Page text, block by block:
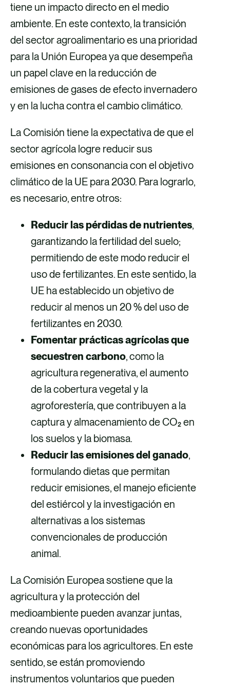
tiene un impacto directo en el medio
ambiente. En este contexto, la transición
del sector agroalimentario es una prioridad
para la Unión Europea ya que desempeña
un papel clave en la reducción de
emisiones de gases de efecto invernadero
y en la lucha contra el cambio climático.
La Comisión tiene la expectativa de que el
sector agrícola logre reducir sus
emisiones en consonancia con el objetivo
climático de la UE para 2030. Para lograrlo,
es necesario, entre otros:
Reducir las pérdidas de nutrientes,
garantizando la fertilidad del suelo;
permitiendo de este modo reducir el
uso de fertilizantes. En este sentido, la
UE ha establecido un objetivo de
reducir al menos un 20 % del uso de
fertilizantes en 2030.
Fomentar prácticas agrícolas que
secuestren carbono, como la
agricultura regenerativa, el aumento
de la cobertura vegetal y la
agroforestería, que contribuyen a la
captura y almacenamiento de CO₂ en
los suelos y la biomasa.
Reducir las emisiones del ganado,
formulando dietas que permitan
reducir emisiones, el manejo eficiente
del estiércol y la investigación en
alternativas a los sistemas
convencionales de producción
animal.
La Comisión Europea sostiene que la
agricultura y la protección del
medioambiente pueden avanzar juntas,
creando nuevas oportunidades
económicas para los agricultores. En este
sentido, se están promoviendo
instrumentos voluntarios que pueden